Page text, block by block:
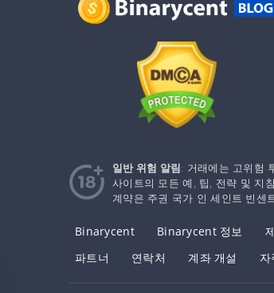
일반 위험 알림: 거래에는 고위험
사이트의 모든 예, 팁, 전략 및 지
계약은 주권 국가 인 세인트 빈센
Binarycent Binarycent 정보
파트너
연락처 계좌 개설